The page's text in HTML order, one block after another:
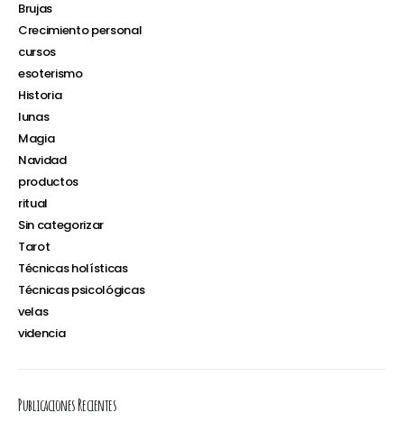
Brujas
Crecimiento personal
cursos
esoterismo
Historia
lunas
Magia
Navidad
productos
ritual
Sin categorizar
Tarot
Técnicas holísticas
Técnicas psicológicas
velas
videncia
Publicaciones Recientes